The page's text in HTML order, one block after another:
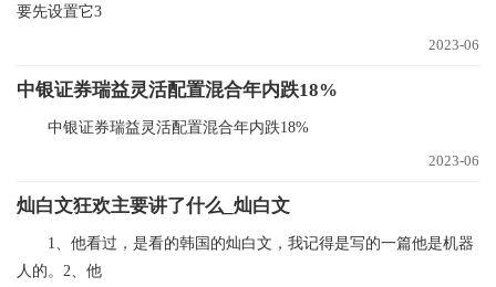
要先设置它3
2023-06
中银证券瑞益灵活配置混合年内跌18%
中银证券瑞益灵活配置混合年内跌18%
2023-06
灿白文狂欢主要讲了什么_灿白文
1、他看过，是看的韩国的灿白文，我记得是写的一篇他是机器
人的。2、他